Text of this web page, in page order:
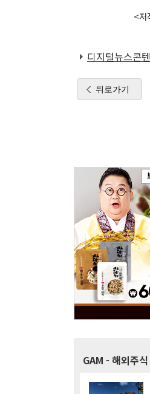
<저
디지털뉴스콘
뒤로가기
GAM - 해외주